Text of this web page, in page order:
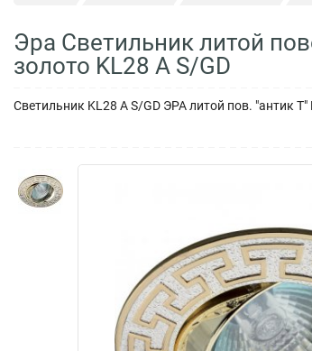
Эра Светильник литой
золото KL28 А S/GD
Светильник KL28 А S/GD ЭРА литой пов. "антик